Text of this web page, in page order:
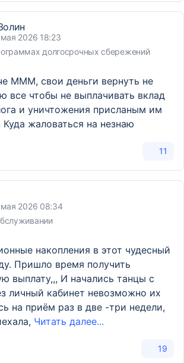
2026 18:23
долгосрочных сбережений
МММ, свои деньги вернуть не
все чтобы не выплачивать вклад
и уничтожения присланым им
жаловаться на незнаю
11
мая 2026 08:34
накопления в этот чудесный
Пришло время получить
выплату,,, И начались танцы с
личный кабинет невозможно их
на приём раз в две -три недели,
Читать далее...
19